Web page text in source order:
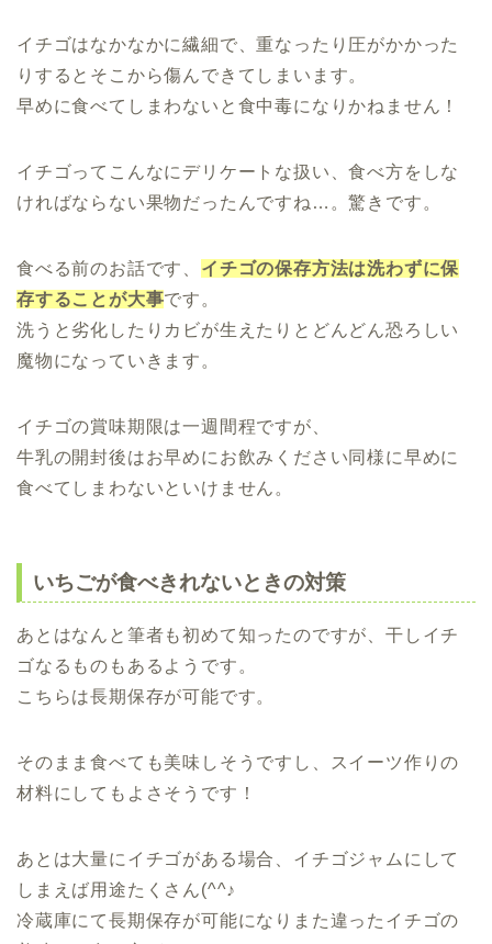
イチゴはなかなかに繊細で、重なったり圧がかかった
りするとそこから傷んできてしまいます。
早めに食べてしまわないと食中毒になりかねません！
イチゴってこんなにデリケートな扱い、食べ方をしな
ければならない果物だったんですね…。驚きです。
食べる前のお話です、 イチゴの保存方法は洗わずに保
存することが大事です。
洗うと劣化したりカビが生えたりとどんどん恐ろしい
魔物になっていきます。
イチゴの賞味期限は一週間程ですが、
牛乳の開封後はお早めにお飲みください同様に早めに
食べてしまわないといけません。
いちごが食べきれないときの対策
あとはなんと筆者も初めて知ったのですが、干しイチ
ゴなるものもあるようです。
こちらは長期保存が可能です。
そのまま食べても美味しそうですし、スイーツ作りの
材料にしてもよさそうです！
あとは大量にイチゴがある場合、イチゴジャムにして
しまえば用途たくさん(^^♪
冷蔵庫にて長期保存が可能になりまた違ったイチゴの